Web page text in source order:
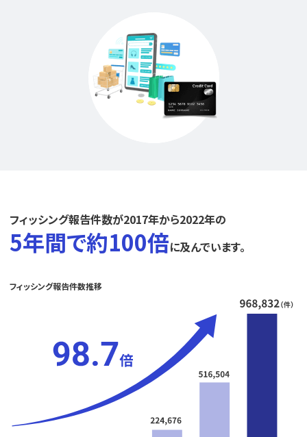
フィッシング報告件数が2017年から2022年の
5年間で約100倍に及んでいます。
フィッシング報告件数推移